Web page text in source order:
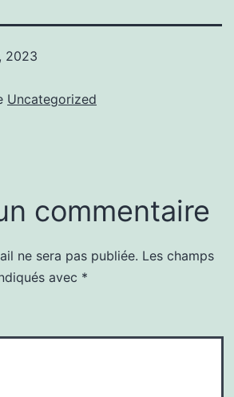
2023
Uncategorized
commentaire
ne sera pas publiée. Les champs
avec *